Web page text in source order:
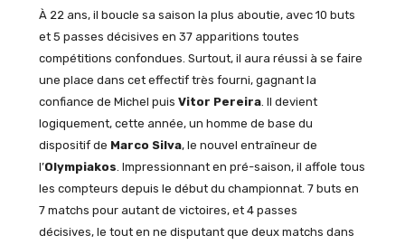
À 22 ans, il boucle sa saison la plus aboutie, avec 10 buts
et 5 passes décisives en 37 apparitions toutes
compétitions confondues. Surtout, il aura réussi à se faire
une place dans cet effectif très fourni, gagnant la
confiance de Michel puis Vitor Pereira. Il devient
logiquement, cette année, un homme de base du
dispositif de Marco Silva, le nouvel entraîneur de
l’Olympiakos . Impressionnant en pré-saison, il affole tous
les compteurs depuis le début du championnat. 7 buts en
7 matchs pour autant de victoires, et 4 passes
décisives, le tout en ne disputant que deux matchs dans